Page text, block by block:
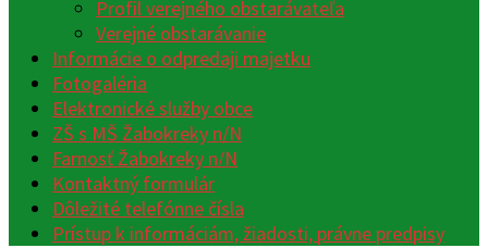
Profil verejného obstarávateľa
Verejné obstarávanie
Informácie o odpredaji majetku
Fotogaléria
Elektronické služby obce
ZŠ s MŠ Žabokreky n/N
Farnosť Žabokreky n/N
Kontaktný formulár
Dôležité telefónne čísla
Prístup k informáciám, žiadosti, právne predpisy